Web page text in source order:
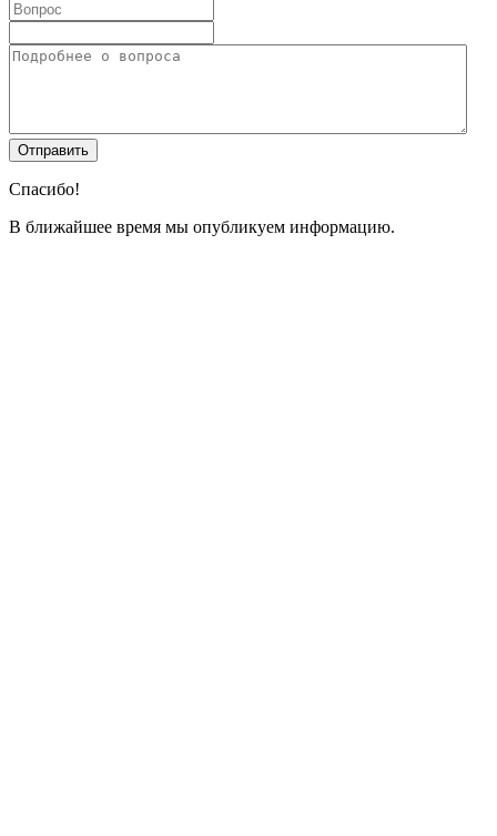
Спасибо!
В ближайшее время мы опубликуем информацию.